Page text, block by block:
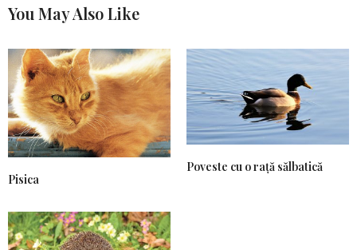
You May Also Like
Pisica
Poveste cu o rață sălbatică